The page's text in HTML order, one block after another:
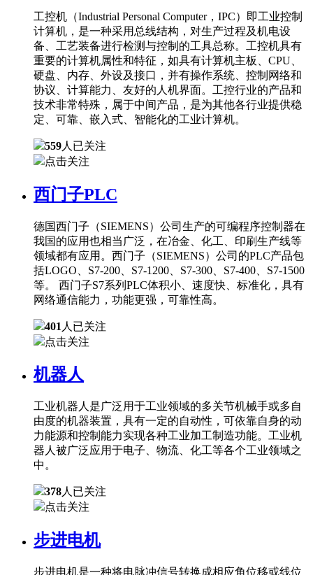
工控机（Industrial Personal Computer，IPC）即工业控制
计算机，是一种采用总线结构，对生产过程及机电设
备、工艺装备进行检测与控制的工具总称。工控机具有
重要的计算机属性和特征，如具有计算机主板、CPU、
硬盘、内存、外设及接口，并有操作系统、控制网络和
协议、计算能力、友好的人机界面。工控行业的产品和
技术非常特殊，属于中间产品，是为其他各行业提供稳
定、可靠、嵌入式、智能化的工业计算机。
559人已关注
点击关注
西门子PLC
德国西门子（SIEMENS）公司生产的可编程序控制器在
我国的应用也相当广泛，在冶金、化工、印刷生产线等
领域都有应用。西门子（SIEMENS）公司的PLC产品包
括LOGO、S7-200、S7-1200、S7-300、S7-400、S7-1500
等。 西门子S7系列PLC体积小、速度快、标准化，具有
网络通信能力，功能更强，可靠性高。
401 人已关注
点击关注
机器人
工业机器人是广泛用于工业领域的多关节机械手或多自
由度的机器装置，具有一定的自动性，可依靠自身的动
力能源和控制能力实现各种工业加工制造功能。工业机
器人被广泛应用于电子、物流、化工等各个工业领域之
中。
378人已关注
点击关注
步进电机
步进电机是一种将电脉冲信号转换成相应角位移或线位